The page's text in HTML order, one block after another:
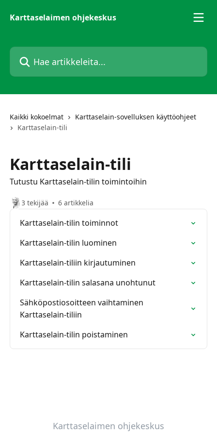
Karttaselaimen ohjekeskus
Hae artikkeleita...
Kaikki kokoelmat
Karttaselain-sovelluksen käyttöohjeet
Karttaselain-tili
Karttaselain-tili
Tutustu Karttaselain-tilin toimintoihin
3 tekijää 6 artikkelia
Karttaselain-tilin toiminnot
Karttaselain-tilin luominen
Karttaselain-tiliin kirjautuminen
Karttaselain-tilin salasana unohtunut
Sähköpostiosoitteen vaihtaminen
Karttaselain-tiliin
Karttaselain-tilin poistaminen
Karttaselaimen ohjekeskus